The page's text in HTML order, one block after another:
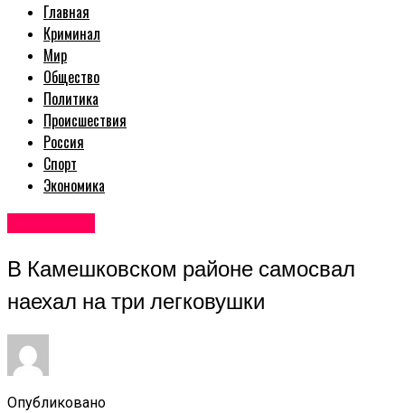
Главная
Криминал
Мир
Общество
Политика
Происшествия
Россия
Спорт
Экономика
В Камешковском районе самосвал
наехал на три легковушки
Опубликовано